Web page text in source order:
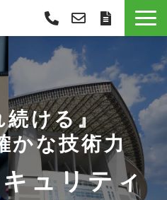
ス一覧
る理由
入事例
ち情報
らせ
概要
続ける』
かな技術力
ュリティ